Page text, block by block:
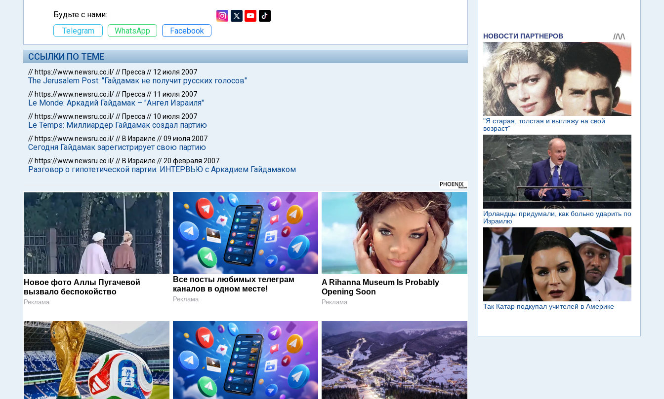
Будьте с нами:
Telegram
WhatsApp Facebook
ССЫЛКИ ПО ТЕМЕ
// https://www.newsru.co.il/// Пресса // 12 июля 2007
The Jerusalem Post: "Гайдамак не получит русских голосов"
// https://www.newsru.co.il/// Пресса // 11 июля 2007
Le Monde: Аркадий Гайдамак – "Ангел Израиля"
// https://www.newsru.co.il/// Пресса // 10 июля 2007
Le Temps: Миллиардер Гайдамак создал партию
// https://www.newsru.co.il/// В Израиле //09 июля 2007
Сегодня Гайдамак зарегистрирует свою партию
// https://www.newsru.co.il/// В Израиле //20 февраля 2007
Разговор о гипотетической партии. ИНТЕРВЬЮ с Аркадием Гайдамаком
Новое фото Аллы Пугачевой
вызвало беспокойство
Реклама
Все посты любимых телеграм
каналов в одном месте!
Реклама
A Rihanna Museum Is Probably
Opening Soon
Реклама